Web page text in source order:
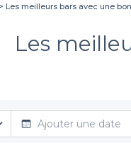
Les meilleurs bars avec une
Les
Ajouter une date